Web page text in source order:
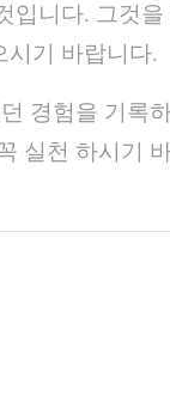
니다. 그것
시기 바랍니다.
경험을 기록
실천 하시기